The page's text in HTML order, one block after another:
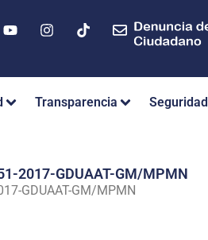
Transparencia Seguridad
2017-GDUAAT-GM/MPMN
GDUAAT-GM/MPMN